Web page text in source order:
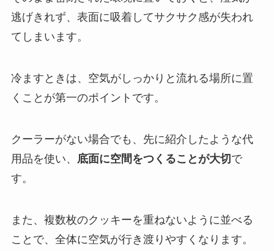
逃げきれず、表面に吸着してサクサク感が失われ
てしまいます。
冷ますときは、空気がしっかりと流れる場所に置
くことが第一のポイントです。
クーラーがない場合でも、先に紹介したような代
用品を使い、
底面に空間をつくることが大切で
す。
また、複数枚のクッキーを重ねないように並べる
ことで、全体に空気が行き渡りやすくなります。